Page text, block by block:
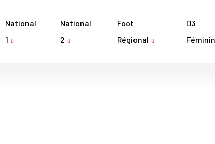
National
1
National
2
Foot
Régional
D3